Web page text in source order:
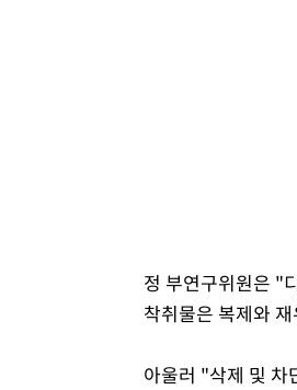
정 부연구위원은 "
착취물은 복제와
아울러 "삭제 및 차